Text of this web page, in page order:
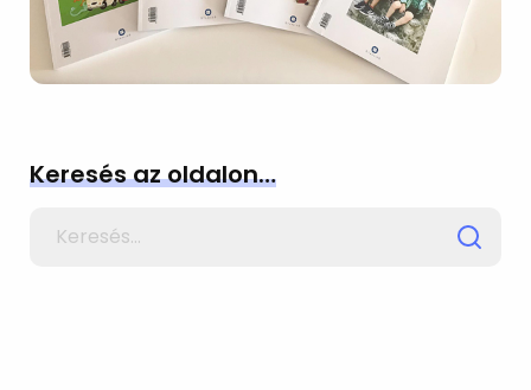
Keresés az oldalon…